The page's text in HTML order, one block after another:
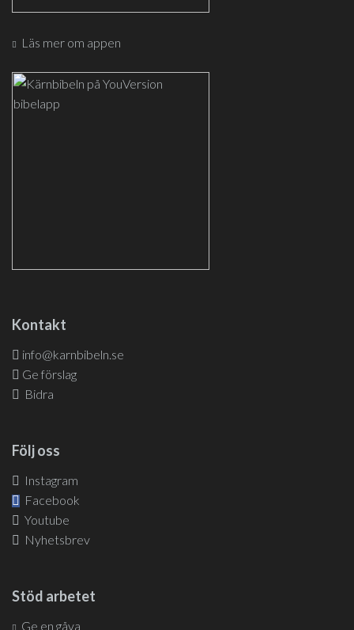
Läs mer om appen
Kontakt
info@karnbibeln.se
Ge förslag
Bidra
Följ oss
Instagram
Facebook
Youtube
Nyhetsbrev
Stöd arbetet
Ge en gåva